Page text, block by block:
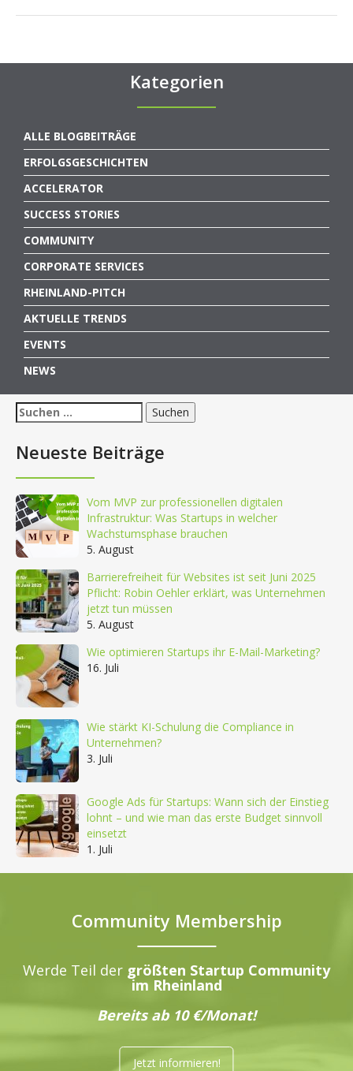
Kategorien
ALLE BLOGBEITRÄGE
ERFOLGSGESCHICHTEN
ACCELERATOR
SUCCESS STORIES
COMMUNITY
CORPORATE SERVICES
RHEINLAND-PITCH
AKTUELLE TRENDS
EVENTS
NEWS
Suchen
nach:
Neueste Beiträge
Vom MVP zur professionellen digitalen
Infrastruktur: Was Startups in welcher
Wachstumsphase brauchen
5. August
Barrierefreiheit für Websites ist seit Juni 2025
Pflicht: Robin Oehler erklärt, was Unternehmen
jetzt tun müssen
5. August
Wie optimieren Startups ihr E-Mail-Marketing?
16. Juli
Wie stärkt KI-Schulung die Compliance in
Unternehmen?
3. Juli
Google Ads für Startups: Wann sich der Einstieg
lohnt – und wie man das erste Budget sinnvoll
einsetzt
1. Juli
Community Membership
Werde Teil der größten Startup Community
im Rheinland
Bereits ab 10 €/Monat!
Jetzt informieren!